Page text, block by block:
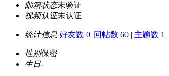
邮箱状态未验证
视频认证未认证
统计信息 好友数 0 |回帖数 60 | 主题数 1
性别保密
生日-